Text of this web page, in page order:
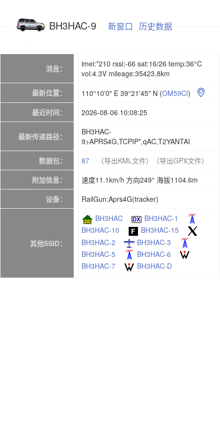
BH3HAC-9 新窗口 历史数据
消息：
imei:*210 rssi:-66 sat:16/26 temp:36°C
vol:4.3V mileage:35423.8km
最新位置：
110°10'0" E 39°21'45" N (OM59CI) 
最近时间： 2026-08-06 10:08:25
最新传递路径：
BH3HAC-
9>APRS4G,TCPIP*,qAC,T2YANTAI
数据包：
87 （导出KML文件）
（导出GPX文件）
附加信息：
速度11.1km/h 方向249° 海拔1104.6m
设备：
RailGun:Aprs4G(tracker)
其他SSID：
BH3HAC
BH3HAC-1
BH3HAC-10
BH3HAC-15
BH3HAC-2
BH3HAC-3
BH3HAC-5
BH3HAC-6
BH3HAC-7
BH3HAC-D